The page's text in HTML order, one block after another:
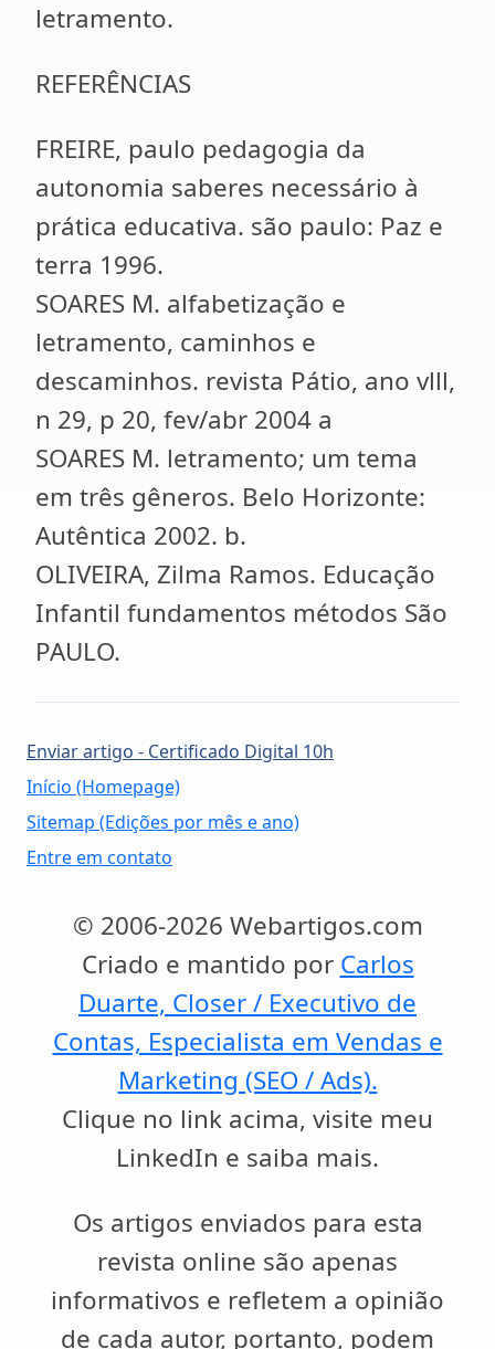
letramento.
REFERÊNCIAS
FREIRE, paulo pedagogia da
autonomia saberes necessário à
prática educativa. são paulo: Paz e
terra 1996.
SOARES M. alfabetização e
letramento, caminhos e
descaminhos. revista Pátio, ano vlll,
n 29, p 20, fev/abr 2004 a
SOARES M. letramento; um tema
em três gêneros. Belo Horizonte:
Autêntica 2002. b.
OLIVEIRA, Zilma Ramos. Educação
Infantil fundamentos métodos São
PAULO.
Enviar artigo - Certificado Digital 10h
Início (Homepage)
Sitemap (Edições por mês e ano)
Entre em contato
© 2006-2026 Webartigos.com
Criado e mantido por Carlos
Duarte, Closer / Executivo de
Contas, Especialista em Vendas e
Marketing (SEO / Ads).
Clique no link acima, visite meu
LinkedIn e saiba mais.
Os artigos enviados para esta
revista online são apenas
informativos e refletem a opinião
de cada autor, portanto, podem